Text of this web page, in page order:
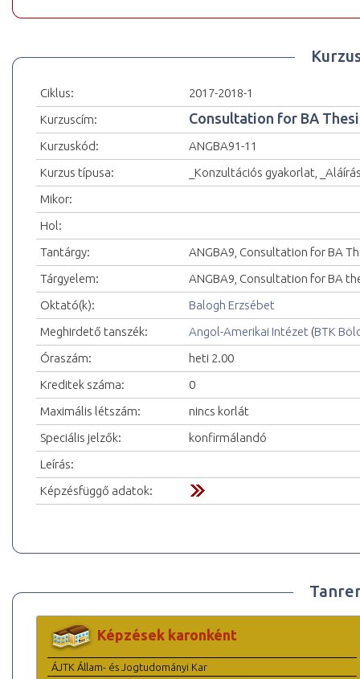
Ciklus:
2017-2018-1
Kurzuscím:
Consultation for BA
Kurzuskód:
ANGBA91-11
Kurzus típusa:
_Konzultációs gyakorlat,
Mikor:
Hol:
Tantárgy:
ANGBA9, Consultation for BA
Tárgyelem:
ANGBA9, Consultation for BA
Oktató(k):
Balogh Erzsébet
Meghirdető tanszék:
Angol-Amerikai Intézet (BTK
Óraszám:
heti 2.00
Kreditek száma:
0
Maximális létszám:
nincs korlát
Speciális jelzők:
konfirmálandó
Leírás:
Képzésfüggő adatok:
Képzések karonként
ÁJTK Állam- és Jogtudományi Kar